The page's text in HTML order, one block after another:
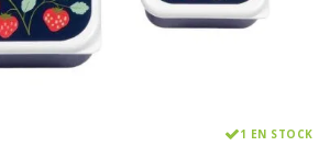
1 EN STOCK